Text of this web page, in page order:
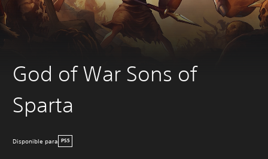
God of War Sons of
Sparta
Disponible para PS5